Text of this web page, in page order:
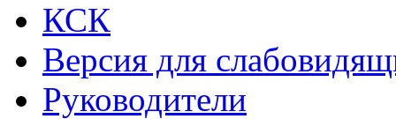
КСК
Версия для
Руководители